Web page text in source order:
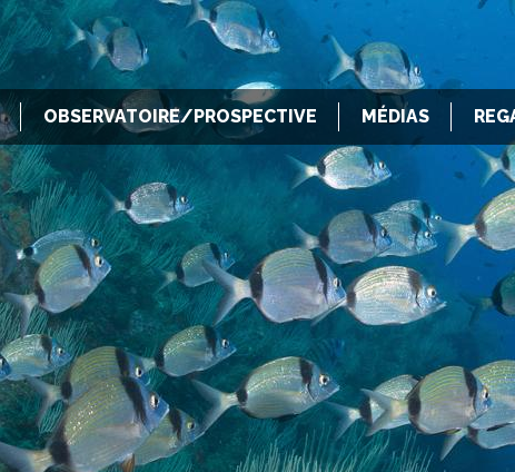
OBSERVATOIRE/PROSPECTIVE MÉDIAS